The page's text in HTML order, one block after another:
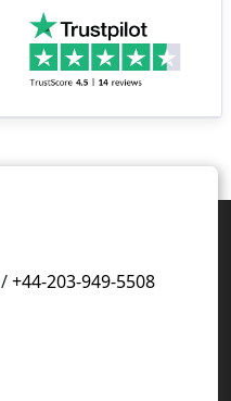
/+44-203-949-5508